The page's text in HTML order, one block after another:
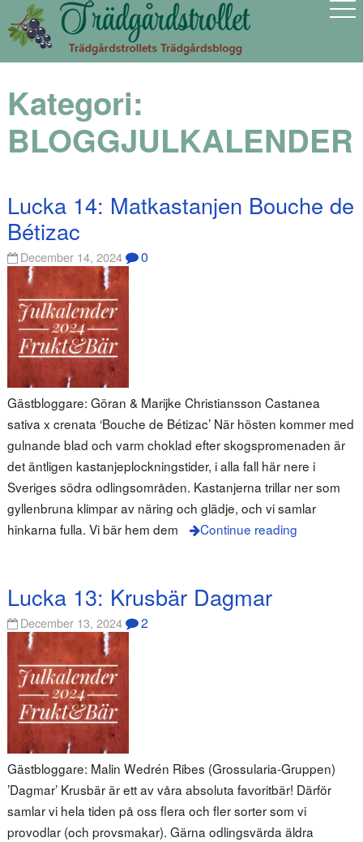
Kategori:
BLOGGJULKALENDER
Lucka 14: Matkastanjen Bouche de
Bétizac
December 14, 2024 0
Gästbloggare: Göran & Marijke Christiansson Castanea
sativa x crenata ‘Bouche de Bétizac’ När hösten kommer med
gulnande blad och varm choklad efter skogspromenaden är
det äntligen kastanjeplockningstider, i alla fall här nere i
Sveriges södra odlingsområden. Kastanjerna trillar ner som
gyllenbruna klimpar av näring och glädje, och vi samlar
hinkarna fulla. Vi bär hem dem
Continue reading
Lucka 13: Krusbär Dagmar
December 13, 2024 2
Gästbloggare: Malin Wedrén Ribes (Grossularia-Gruppen)
’Dagmar’ Krusbär är ett av våra absoluta favoritbär! Därför
samlar vi hela tiden på oss flera och fler sorter som vi
provodlar (och provsmakar). Gärna odlingsvärda äldra